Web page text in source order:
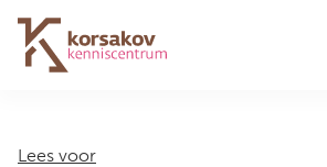
Navigation
Lees voor